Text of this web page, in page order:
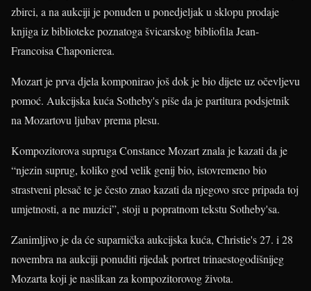
zbirci, a na aukciji je ponuđen u ponedjeljak u sklopu prodaje
knjiga iz biblioteke poznatoga švicarskog bibliofila Jean-
Francoisa Chaponierea.
Mozart je prva djela komponirao još dok je bio dijete uz očevljevu
pomoć. Aukcijska kuća Sotheby's piše da je partitura podsjetnik
na Mozartovu ljubav prema plesu.
Kompozitorova supruga Constance Mozart znala je kazati da je
“njezin suprug, koliko god velik genij bio, istovremeno bio
strastveni plesač te je često znao kazati da njegovo srce pripada toj
umjetnosti, a ne muzici”, stoji u popratnom tekstu Sotheby'sa.
Zanimljivo je da će suparnička aukcijska kuća, Christie's 27. i 28
novembra na aukciji ponuditi rijedak portret trinaestogodišnijeg
Mozarta koji je naslikan za kompozitorovog života.